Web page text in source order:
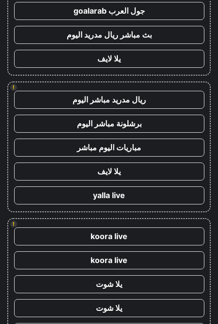
جول العرب goalarab
بث مباشر ريال مدريد اليوم
يلا لايف
!
ريال مدريد مباشر اليوم
برشلونة مباشر اليوم
مباريات اليوم مباشر
يلا لايف
yalla live
!
koora live
koora live
يلا شوت
يلا شوت